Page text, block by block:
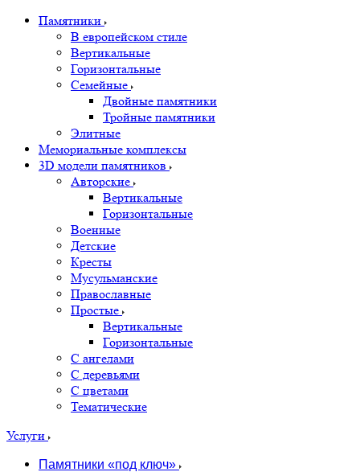
Памятники
В европейском стиле
Вертикальные
Горизонтальные
Семейные
Двойные памятники
Тройные памятники
Элитные
Мемориальные комплексы
3D модели памятников
Авторские
Вертикальные
Горизонтальные
Военные
Детские
Кресты
Мусульманские
Православные
Простые
Вертикальные
Горизонтальные
С ангелами
С деревьями
С цветами
Тематические
Услуги
Памятники «под ключ»